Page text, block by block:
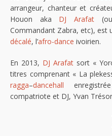
arrangeur, chanteur et
Houon aka DJ Arafat(ou
Commandant Zabra, etc), est
décalé, l’afro-dance ivoirien.
En 2013, DJ Arafat sort «
titres comprenant « La
ragga–dancehall
compatriote et DJ, Yvan